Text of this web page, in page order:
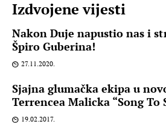
Izdvojene vijesti
Nakon Duje napustio nas i
Špiro Guberina!
27.11.2020.
Sjajna glumačka ekipa u
Terrencea Malicka “Song To
19.02.2017.